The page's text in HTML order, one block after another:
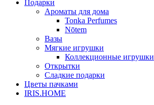
Подарки
Ароматы для дома
Tonka Perfumes
Nōtem
Вазы
Мягкие игрушки
Коллекционные игрушки
Открытки
Сладкие подарки
Цветы пачками
IRIS.HOME